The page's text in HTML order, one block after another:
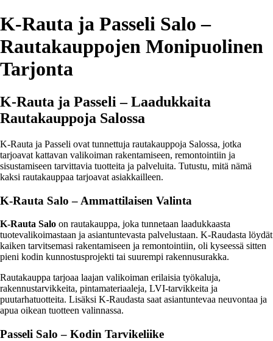
K-Rauta ja Passeli Salo –
Rautakauppojen Monipuolinen
Tarjonta
K-Rauta ja Passeli – Laadukkaita
Rautakauppoja Salossa
K-Rauta ja Passeli ovat tunnettuja rautakauppoja Salossa, jotka
tarjoavat kattavan valikoiman rakentamiseen, remontointiin ja
sisustamiseen tarvittavia tuotteita ja palveluita. Tutustu, mitä nämä
kaksi rautakauppaa tarjoavat asiakkailleen.
K-Rauta Salo – Ammattilaisen Valinta
K-Rauta Salo on rautakauppa, joka tunnetaan laadukkaasta
tuotevalikoimastaan ja asiantuntevasta palvelustaan. K-Raudasta löydät
kaiken tarvitsemasi rakentamiseen ja remontointiin, oli kyseessä sitten
pieni kodin kunnostusprojekti tai suurempi rakennusurakka.
Rautakauppa tarjoaa laajan valikoiman erilaisia työkaluja,
rakennustarvikkeita, pintamateriaaleja, LVI-tarvikkeita ja
puutarhatuotteita. Lisäksi K-Raudasta saat asiantuntevaa neuvontaa ja
apua oikean tuotteen valinnassa.
Passeli Salo – Kodin Tarvikeliike